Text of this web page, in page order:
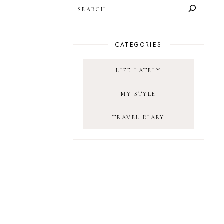
CATEGORIES
LIFE LATELY
MY STYLE
TRAVEL DIARY